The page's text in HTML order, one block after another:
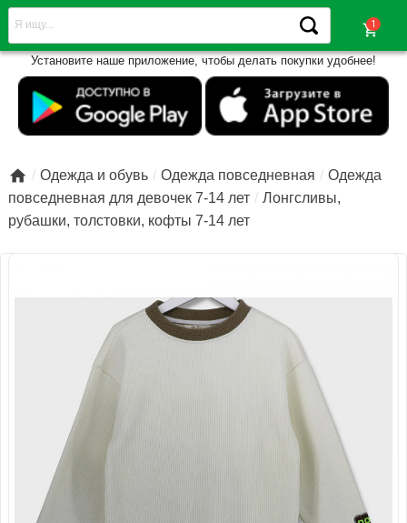
shopping_cart
Установите наше приложение, чтобы делать покупки удобнее!
 Одежда и обувь Одежда повседневная
Одежда
повседневная для девочек 7-14 лет
Лонгсливы,
рубашки, толстовки, кофты 7-14 лет